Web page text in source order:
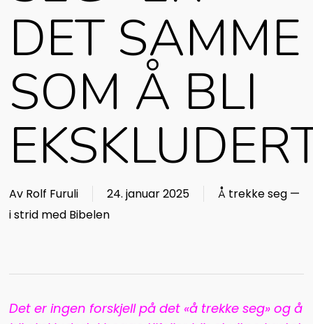
DET SAMME
SOM Å BLI
Av Rolf Furuli 24. januar 2025
Å trekke seg —
i strid med Bibelen
Det er ingen forskjell på det «å trekke seg» og å